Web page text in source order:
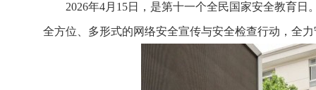
2026年4月15日，是第十一个全民国家安全教育
全方位、多形式的网络安全宣传与安全检查行动，全